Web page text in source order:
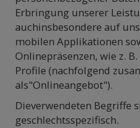
Erbringung unserer
auchinsbesondere auf
mobilen Applikationen
Onlinepräsenzen, wie z.
Profile (nachfolgend
als"Onlineangebot").
Dieverwendeten Begriffe
geschlechtsspezifisch.